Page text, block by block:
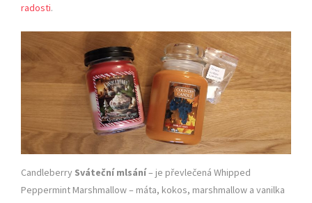
radosti.
Candleberry Sváteční mlsání– je převlečená Whipped
Peppermint Marshmallow – máta, kokos, marshmallow a vanilka